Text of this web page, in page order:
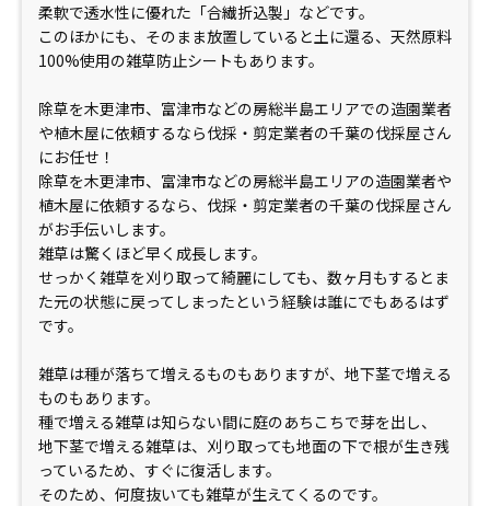
柔軟で透水性に優れた「合繊折込製」などです。
このほかにも、そのまま放置していると土に還る、天然原料
100%使用の雑草防止シートもあります。
除草を木更津市、富津市などの房総半島エリアでの造園業者
や植木屋に依頼するなら伐採・剪定業者の千葉の伐採屋さん
にお任せ！
除草を木更津市、富津市などの房総半島エリアの造園業者や
植木屋に依頼するなら、伐採・剪定業者の千葉の伐採屋さん
がお手伝いします。
雑草は驚くほど早く成長します。
せっかく雑草を刈り取って綺麗にしても、数ヶ月もするとま
た元の状態に戻ってしまったという経験は誰にでもあるはず
です。
雑草は種が落ちて増えるものもありますが、地下茎で増える
ものもあります。
種で増える雑草は知らない間に庭のあちこちで芽を出し、
地下茎で増える雑草は、刈り取っても地面の下で根が生き残
っているため、すぐに復活します。
そのため、何度抜いても雑草が生えてくるのです。